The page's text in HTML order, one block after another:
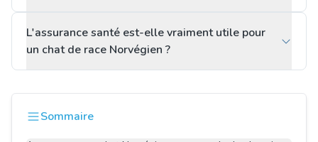
L'assurance santé est-elle vraiment utile pour
un chat de race Norvégien ?
Sommaire